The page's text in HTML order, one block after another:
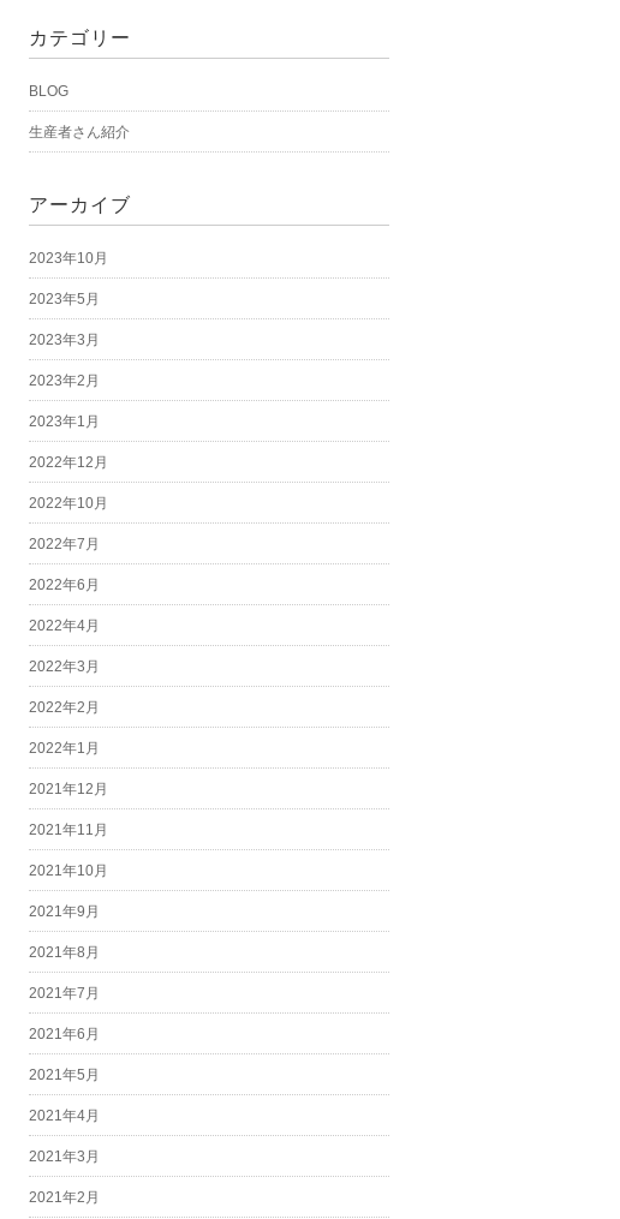
カテゴリー
BLOG
生産者さん紹介
アーカイブ
2023年10月
2023年5月
2023年3月
2023年2月
2023年1月
2022年12月
2022年10月
2022年7月
2022年6月
2022年4月
2022年3月
2022年2月
2022年1月
2021年12月
2021年11月
2021年10月
2021年9月
2021年8月
2021年7月
2021年6月
2021年5月
2021年4月
2021年3月
2021年2月